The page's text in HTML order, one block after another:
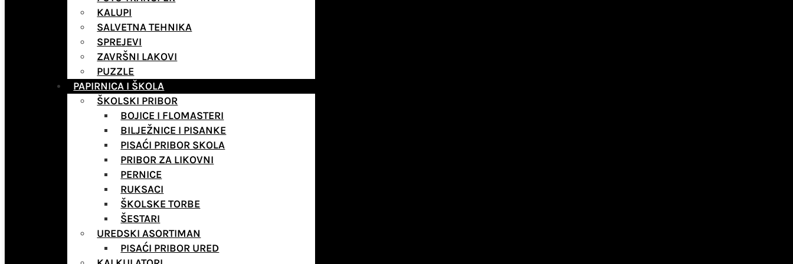
KALUPI
SALVETNA TEHNIKA
SPREJEVI
ZAVRŠNI LAKOVI
PUZZLE
PAPIRNICA I ŠKOLA
ŠKOLSKI PRIBOR
BOJICE I FLOMASTERI
BILJEŽNICE I PISANKE
PISAĆI PRIBOR SKOLA
PRIBOR ZA LIKOVNI
PERNICE
RUKSACI
ŠKOLSKE TORBE
ŠESTARI
UREDSKI ASORTIMAN
PISAĆI PRIBOR URED